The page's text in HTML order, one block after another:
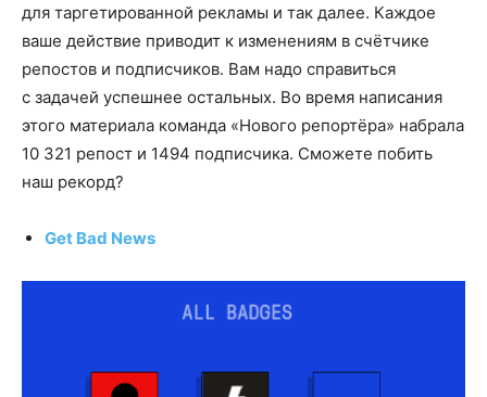
для таргетированной рекламы и так далее. Каждое
ваше действие приводит к изменениям в счётчике
репостов и подписчиков. Вам надо справиться
с задачей успешнее остальных. Во время написания
этого материала команда «Нового репортёра» набрала
10 321 репост и 1494 подписчика. Сможете побить
наш рекорд?
Get Bad News